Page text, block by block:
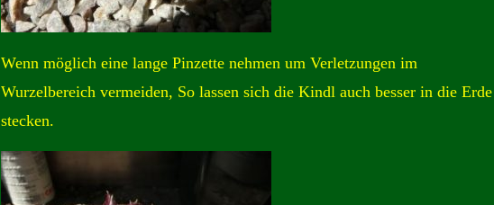
Wenn möglich eine lange Pinzette nehmen um Verletzungen im
Wurzelbereich vermeiden, So lassen sich die Kindl auch besser in die Erde
stecken.